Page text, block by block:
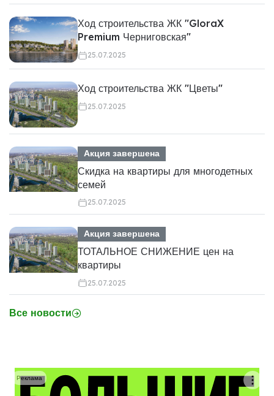
Ход строительства ЖК "GloraX
Premium Черниговская"
25.07.2025
Ход строительства ЖК "Цветы"
25.07.2025
Акция завершена
Скидка на квартиры для многодетных
семей
25.07.2025
Акция завершена
ТОТАЛЬНОЕ СНИЖЕНИЕ цен на
квартиры
25.07.2025
Все новости
Реклама